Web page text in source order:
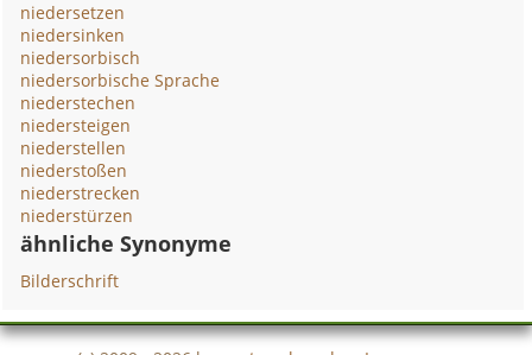
niedersetzen
niedersinken
niedersorbisch
niedersorbische Sprache
niederstechen
niedersteigen
niederstellen
niederstoßen
niederstrecken
niederstürzen
ähnliche Synonyme
Bilderschrift